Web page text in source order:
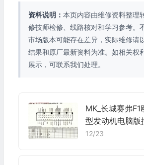
资料说明： 本页内容由维修资料整理
修技师检修、线路核对和学习参考。
市场版本可能存在差异，实际维修请
结果和原厂最新资料为准。如相关权
展示，可联系我们处理。
MK_长城赛弗
型发动机电脑版
5针 端子图
12/23